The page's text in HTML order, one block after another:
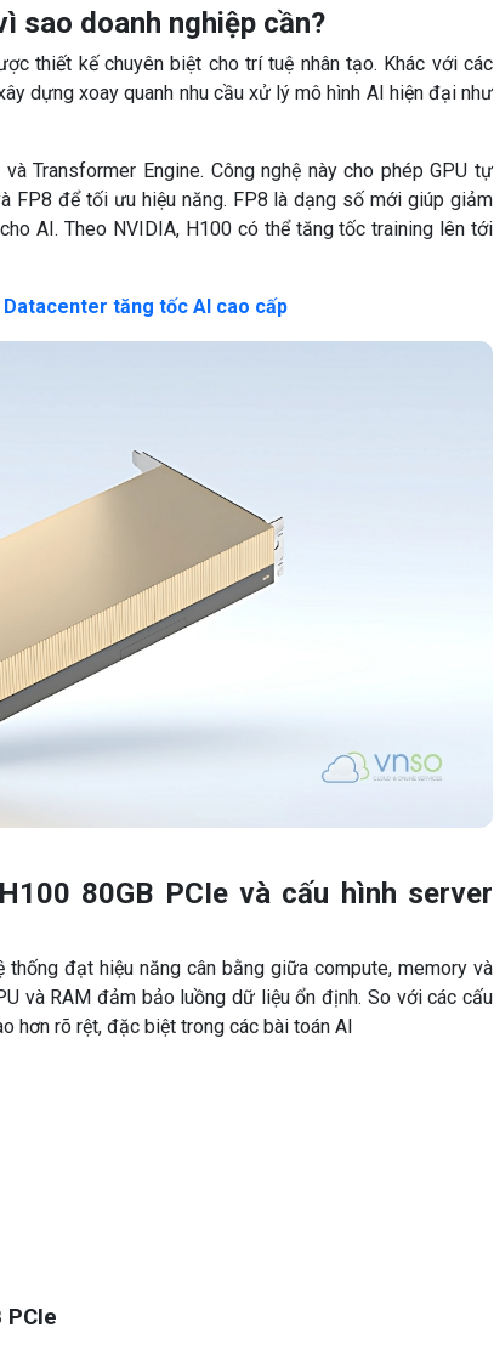
sao doanh nghiệp cần?
thiết kế chuyên biệt cho trí tuệ nhân tạo. Khác với các
dựng xoay quanh nhu cầu xử lý mô hình AI hiện đại như
Transformer Engine. Công nghệ này cho phép GPU tự
FP8 để tối ưu hiệu năng. FP8 là dạng số mới giúp giảm
AI. Theo NVIDIA, H100 có thể tăng tốc training lên tới
Datacenter tăng tốc AI cao cấp
80GB PCIe và cấu hình server
thống đạt hiệu năng cân bằng giữa compute, memory và
và RAM đảm bảo luồng dữ liệu ổn định. So với các cấu
hơn rõ rệt, đặc biệt trong các bài toán AI
PCIe